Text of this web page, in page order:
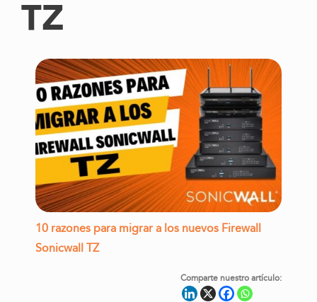
TZ
10 razones para migrar a los nuevos Firewall
Sonicwall TZ
Comparte nuestro artículo: